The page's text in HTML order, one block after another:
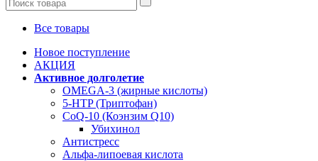
Все товары
Новое поступление
АКЦИЯ
Активное долголетие
OMEGA-3 (жирные кислоты)
5-HTP (Триптофан)
CoQ-10 (Коэнзим Q10)
Убихинол
Антистресс
Альфа-липоевая кислота